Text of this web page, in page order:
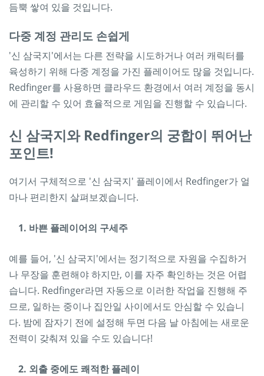
듬뿍 쌓여 있을 것입니다.
다중 계정 관리도 손쉽게
'신 삼국지'에서는 다른 전략을 시도하거나 여러 캐릭터를
육성하기 위해 다중 계정을 가진 플레이어도 많을 것입니다.
Redfinger를 사용하면 클라우드 환경에서 여러 계정을 동시
에 관리할 수 있어 효율적으로 게임을 진행할 수 있습니다.
신 삼국지와 Redfinger의 궁합이 뛰어난
포인트!
여기서 구체적으로 '신 삼국지' 플레이에서 Redfinger가 얼
마나 편리한지 살펴보겠습니다.
1. 바쁜 플레이어의 구세주
예를 들어, '신 삼국지'에서는 정기적으로 자원을 수집하거
나 무장을 훈련해야 하지만, 이를 자주 확인하는 것은 어렵
습니다. Redfinger라면 자동으로 이러한 작업을 진행해 주
므로, 일하는 중이나 집안일 사이에서도 안심할 수 있습니
다. 밤에 잠자기 전에 설정해 두면 다음 날 아침에는 새로운
전력이 갖춰져 있을 수도 있습니다!
2. 외출 중에도 쾌적한 플레이